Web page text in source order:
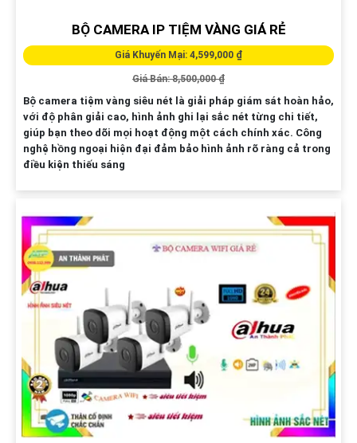
BỘ CAMERA IP TIỆM VÀNG GIÁ RẺ
Giá Khuyến Mại: 4,599,000 ₫
Giá Bán: 8,500,000 ₫
Bộ camera tiệm vàng siêu nét là giải pháp giám sát hoàn hảo,
với độ phân giải cao, hình ảnh ghi lại sắc nét từng chi tiết,
giúp bạn theo dõi mọi hoạt động một cách chính xác. Công
nghệ hồng ngoại hiện đại đảm bảo hình ảnh rõ ràng cả trong
điều kiện thiếu sáng